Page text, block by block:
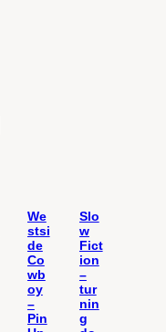
We
stsi
de
Co
wb
oy
–
Pin
Slo
w
Fict
ion
–
tur
nin
g